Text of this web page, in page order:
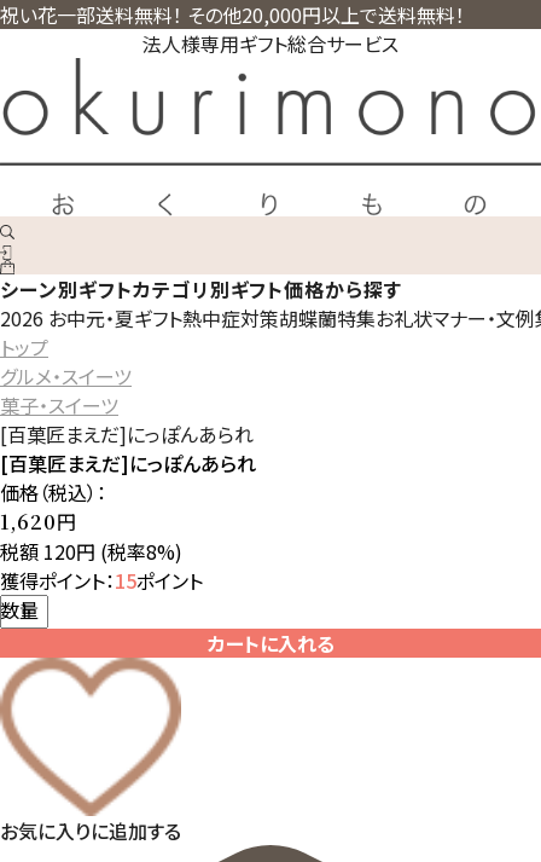
祝い花一部送料無料！ その他20,000円以上で送料無料！
法人様専用ギフト総合サービス
シーン別ギフトカテゴリ別ギフト価格から探す
2026 お中元・夏ギフト熱中症対策胡蝶蘭特集お礼状マナー・文
トップ
グルメ・スイーツ
菓子・スイーツ
[百菓匠まえだ]にっぽんあられ
[百菓匠まえだ]にっぽんあられ
価格（税込）：
1,620円
税額 120円 (税率8%)
獲得ポイント：15ポイント
数量
カートに入れる
お気に入りに追加する